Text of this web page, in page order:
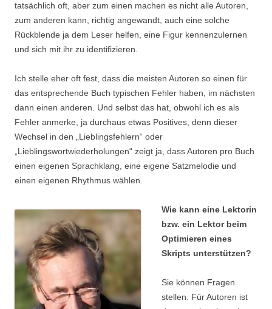
tatsächlich oft, aber zum einen machen es nicht alle Autoren,
zum anderen kann, richtig angewandt, auch eine solche
Rückblende ja dem Leser helfen, eine Figur kennenzulernen
und sich mit ihr zu identifizieren.
Ich stelle eher oft fest, dass die meisten Autoren so einen für
das entsprechende Buch typischen Fehler haben, im nächsten
dann einen anderen. Und selbst das hat, obwohl ich es als
Fehler anmerke, ja durchaus etwas Positives, denn dieser
Wechsel in den „Lieblingsfehlern“ oder
„Lieblingswortwiederholungen“ zeigt ja, dass Autoren pro Buch
einen eigenen Sprachklang, eine eigene Satzmelodie und
einen eigenen Rhythmus wählen.
Wie kann eine Lektorin
bzw. ein Lektor beim
Optimieren eines
Skripts unterstützen?
Sie können Fragen
stellen. Für Autoren ist